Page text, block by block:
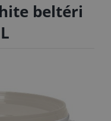
beltéri